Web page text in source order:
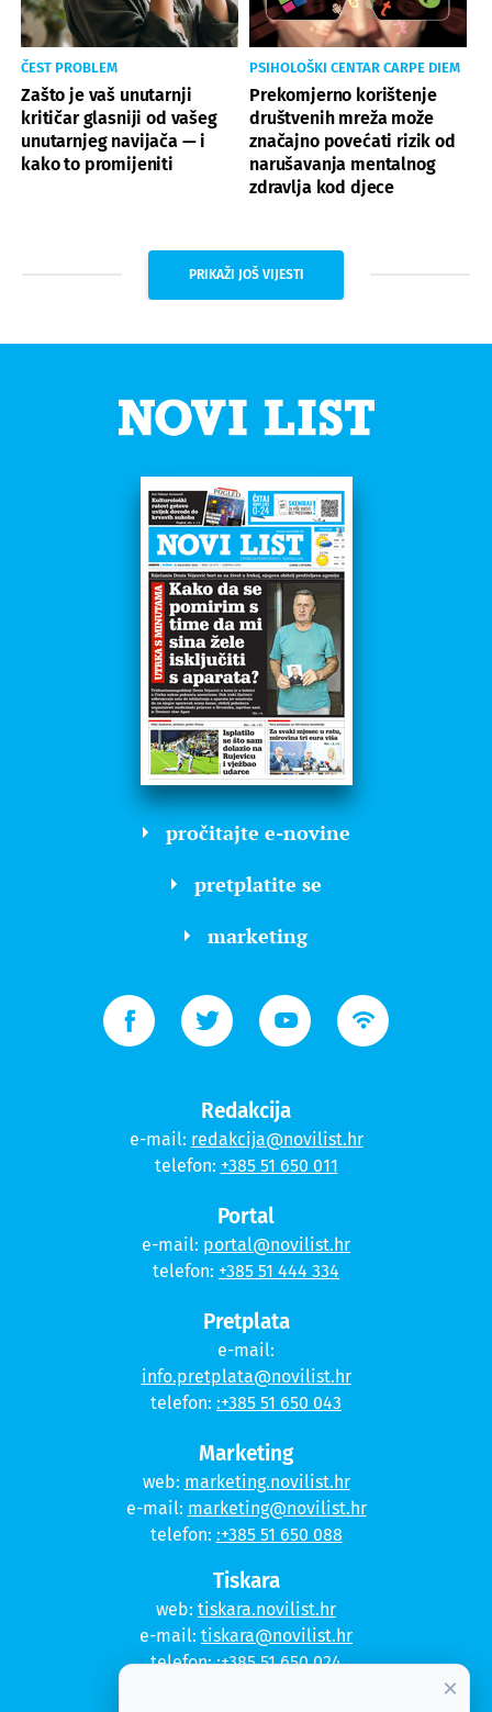
ČEST PROBLEM
Zašto je vaš unutarnji
kritičar glasniji od vašeg
unutarnjeg navijača — i
kako to promijeniti
PSIHOLOŠKI CENTAR CARPE DIEM
Prekomjerno korištenje
društvenih mreža može
značajno povećati rizik od
narušavanja mentalnog
zdravlja kod djece
PRIKAŽI JOŠ VIJESTI
pročitajte e-novine
pretplatite se
marketing
Redakcija
e-mail: redakcija@novilist.hr
telefon: +385 51 650 011
Portal
e-mail: portal@novilist.hr
telefon: +385 51 444 334
Pretplata
e-mail:
info.pretplata@novilist.hr
telefon: :+385 51 650 043
Marketing
web: marketing.novilist.hr
e-mail: marketing@novilist.hr
telefon: :+385 51 650 088
Tiskara
web: tiskara.novilist.hr
e-mail: tiskara@novilist.hr
telefon::+385 51 650 024
×